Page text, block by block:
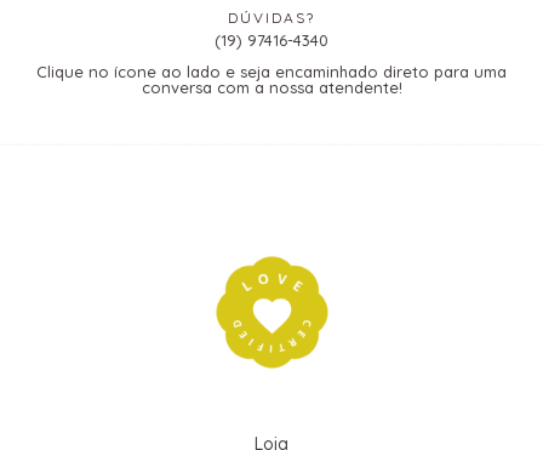
DÚVIDAS?
(19) 97416-4340
Clique no ícone ao lado e seja encaminhado direto para uma
conversa com a nossa atendente!
Loja